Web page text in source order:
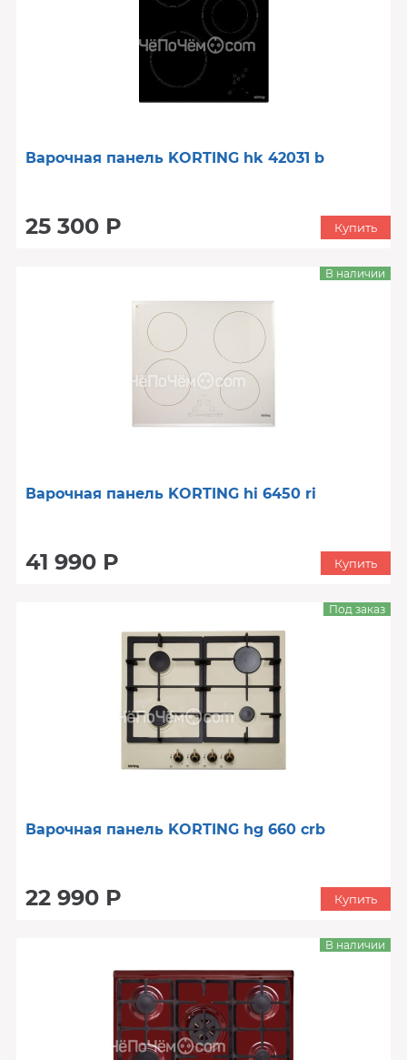
Варочная панель KORTING hk 42031 b
25 300 Р Купить
Варочная панель KORTING hi 6450 ri
41 990 Р
В наличии
Купить
Варочная панель KORTING hg 660 crb
22 990 Р
Под заказ
Купить
В наличии